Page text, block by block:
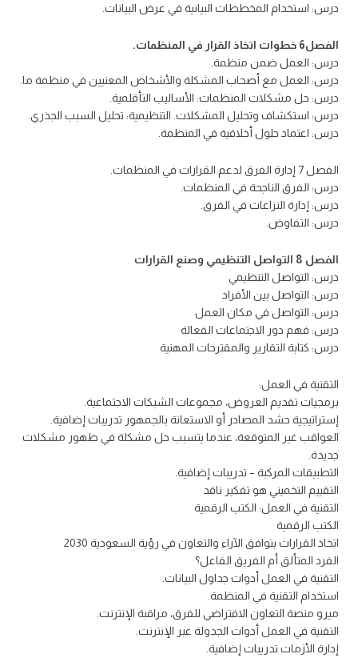
درس: استخدام المخططات البيانية في عرض البيانات.
الفصل6 خطوات اتخاذ القرار في المنظمات.
درس: العمل ضمن منظمة.
درس: العمل مع أصحاب المشكلة والأشخاص المعنيين في منظمة ما.
درس: حل مشكلات المنظمات: الأساليب التأقلمية.
درس: استكشاف وتحليل المشكلات. التنظيمية: تحليل السبب الجذري.
درس: اعتماد حلول أخلاقية في المنظمة.
الفصل 7 إدارة الفرق لدعم القرارات في المنظمات.
درس: الفرق الناجحة في المنظمات.
درس: إدارة النزاعات في الفرق.
درس: التفاوض.
الفصل 8 التواصل التنظيمي وصنع القرارات
درس: التواصل التنظيمي
درس: التواصل بين الأفراد
درس: التواصل في مكان العمل
درس: فهم دور الاجتماعات الفعالة
درس: كتابة التقارير والمقترحات المهنية
التقنية في العمل:
برمجيات تقديم العروض، مجموعات الشبكات الاجتماعية.
إستراتيجية حشد المصادر أو الاستعانة بالجمهور تدريبات إضافية.
العواقب غير المتوقعة، عندما يتسبب حل مشكلة في ظهور مشكلات
جديدة.
التطبيقات المركبة – تدريبات إضافية.
التقييم التخميني هو تفكير ناقد
التقنية في العمل: الكتب الرقمية
الكتب الرقمية
اتخاذ القرارات بتوافق الآراء والتعاون في رؤية السعودية 2030
الفرد المتألق أم الفريق الفاعل؟
التقنية في العمل أدوات جداول البيانات.
استخدام التقنية في المنظمة.
ميرو منصة التعاون الافتراضي للفرق، مراقبة الإنترنت.
التقنية في العمل أدوات الجدولة عبر الإنترنت.
إدارة الأزمات تدريبات إضافية.